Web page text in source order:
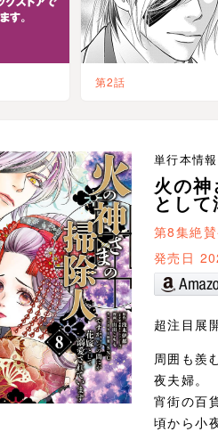
第2話
単行本情報
火の
とし
第8集絶
発売日
超注目展
周囲も羨
夜夫婦。
宵街の百
頃から小